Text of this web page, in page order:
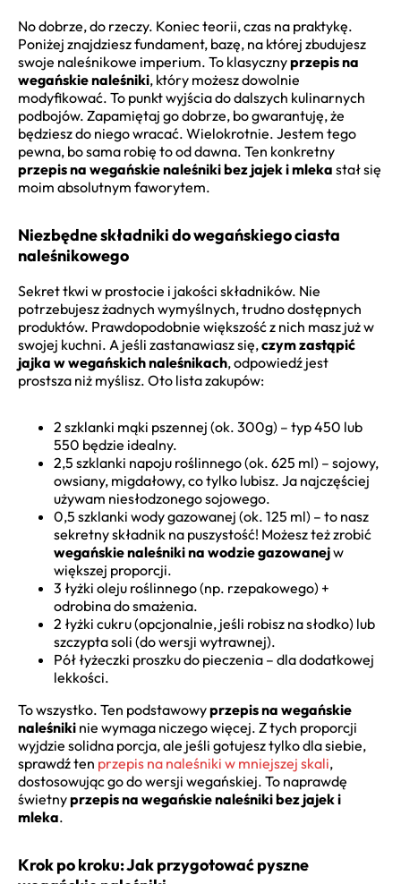
No dobrze, do rzeczy. Koniec teorii, czas na praktykę.
Poniżej znajdziesz fundament, bazę, na której zbudujesz
swoje naleśnikowe imperium. To klasycznyprzepis na
wegańskie naleśniki, który możesz dowolnie
modyfikować. To punkt wyjścia do dalszych kulinarnych
podbojów. Zapamiętaj go dobrze, bo gwarantuję, że
będziesz do niego wracać. Wielokrotnie. Jestem tego
pewna, bo sama robię to od dawna. Ten konkretny
przepis na wegańskie naleśniki bez jajek i mleka stał się
moim absolutnym faworytem.
Niezbędne składniki do wegańskiego ciasta
naleśnikowego
Sekret tkwi w prostocie i jakości składników. Nie
potrzebujesz żadnych wymyślnych, trudno dostępnych
produktów. Prawdopodobnie większość z nich masz już w
swojej kuchni. A jeśli zastanawiasz się,czym zastąpić
jajka w wegańskich naleśnikach, odpowiedź jest
prostsza niż myślisz. Oto lista zakupów:
2 szklanki mąki pszennej (ok. 300g) – typ 450 lub
550 będzie idealny.
2,5 szklanki napoju roślinnego (ok. 625 ml) – sojowy,
owsiany, migdałowy, co tylko lubisz. Ja najczęściej
używam niesłodzonego sojowego.
0,5 szklanki wody gazowanej (ok. 125 ml) – to nasz
sekretny składnik na puszystość! Możesz też zrobić
wegańskie naleśniki na wodzie gazowanejw
większej proporcji.
3 łyżki oleju roślinnego (np. rzepakowego) +
odrobina do smażenia.
2 łyżki cukru (opcjonalnie, jeśli robisz na słodko) lub
szczypta soli (do wersji wytrawnej).
Pół łyżeczki proszku do pieczenia – dla dodatkowej
lekkości.
To wszystko. Ten podstawowyprzepis na wegańskie
naleśniki nie wymaga niczego więcej. Z tych proporcji
wyjdzie solidna porcja, ale jeśli gotujesz tylko dla siebie,
sprawdź ten przepis na naleśniki w mniejszej skali,
dostosowując go do wersji wegańskiej. To naprawdę
świetnyprzepis na wegańskie naleśniki bez jajek i
mleka.
Krok po kroku: Jak przygotować pyszne